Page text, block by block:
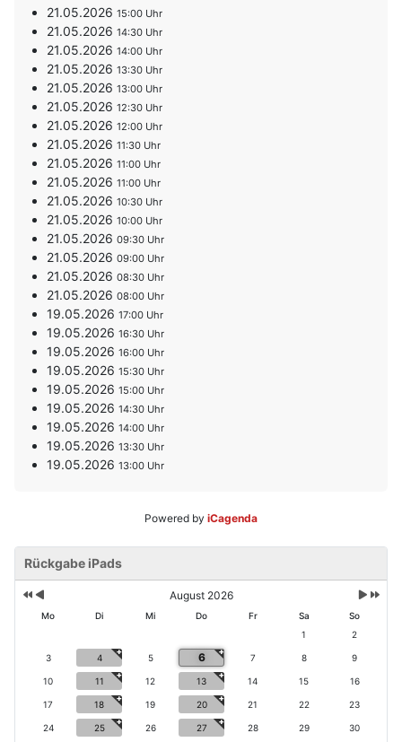
21.05.202615:00
21.05.202614:30
21.05.202614:00
21.05.202613:30
21.05.202613:00
21.05.202612:30
21.05.202612:00
21.05.202611:30
21.05.202611:00
21.05.202611:00
21.05.202610:30
21.05.202610:00
21.05.202609:30
21.05.202609:00
21.05.202608:30
21.05.202608:00
19.05.202617:00
19.05.202616:30
19.05.202616:00
19.05.202615:30
19.05.202615:00
19.05.202614:30
19.05.202614:00
19.05.202613:30
19.05.202613:00
Powered by iCagenda
Rückgabe iPads
V
o
r
h
V
o
r
h
M
N
c
h
N
c
h
M
n
a
August 2026
Mo Di Mi Do Fr Sa
So
1
2
3 4 5 6 7 8 9
10 11 12 13 14 15 16
17 18 19 20 21 22 23
24 25 26 27 28 29 30